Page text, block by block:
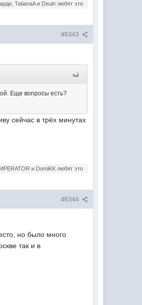
TatianaA и Disah любят это
#6343
Еще вопросы есть?
сейчас в трёх минутах
и DomiKK любят это
#6344
но было много
так и в